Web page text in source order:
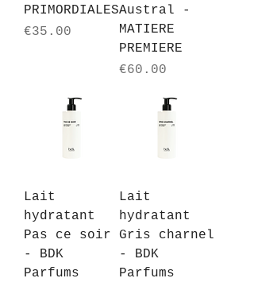
PRIMORDIALES
Price
€35.00
Austral -
MATIERE
PREMIERE
Price
€60.00
Lait
hydratant
Pas ce soir
- BDK
Parfums
Lait
hydratant
Gris charnel
- BDK
Parfums